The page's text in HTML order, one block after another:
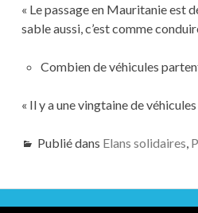
« Le passage en Mauritanie est
sable aussi, c’est comme
Combien de véhicules
« Il y a une vingtaine de
Publié dans Elans solidaires